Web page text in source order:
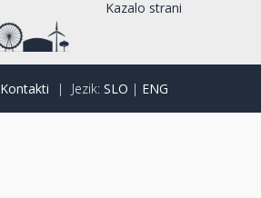
Kazalo strani
Kontakti | Jezik: SLO | ENG